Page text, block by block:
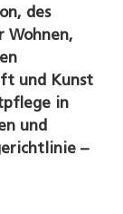
des
Wohnen,
und Kunst
in
und
–